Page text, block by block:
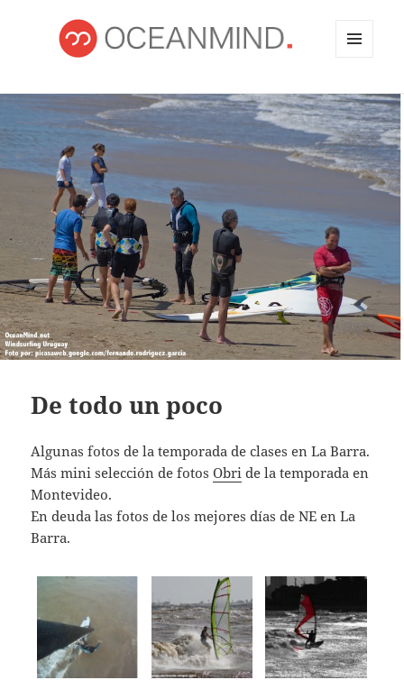
OCEANMIND
WIDGETS
De todo un poco
Algunas fotos de la temporada de clases en La Barra.
Más mini selección de fotosObri de la temporada en
Montevideo.
En deuda las fotos de los mejores días de NE en La
Barra.